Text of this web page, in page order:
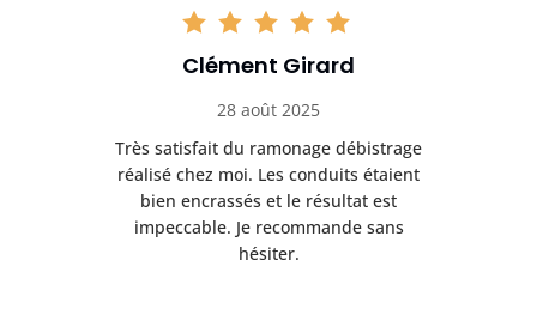
Clément Girard
28 août 2025
Très satisfait du ramonage débistrage
réalisé chez moi. Les conduits étaient
bien encrassés et le résultat est
impeccable. Je recommande sans
hésiter.